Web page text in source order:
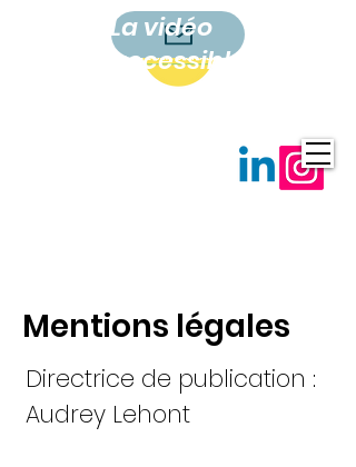
La vidéo
accessible
à tous
Mentions légales
Directrice de publication :
Audrey Lehont